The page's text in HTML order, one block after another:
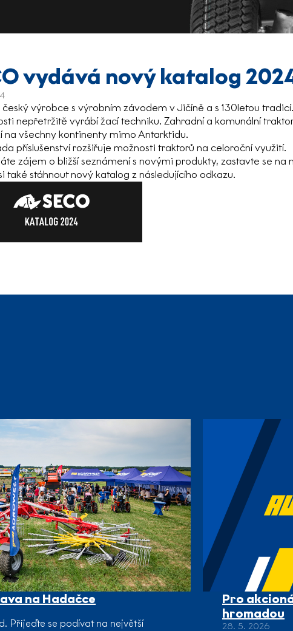
vydává nový katalog
český výrobce s výrobním závodem v Jičíně a s 130letou
nepřetržitě vyrábí žací techniku. Zahradní a komunální
na všechny kontinenty mimo Antarktidu.
příslušenství rozšiřuje možnosti traktorů na celoroční využití.
zájem o bližší seznámení s novými produkty, zastavte se na
také stáhnout nový katalog z následujícího odkazu.
na Hadačce
Přijeďte se podívat na největší
Pro
hromadou
28. 5. 2026